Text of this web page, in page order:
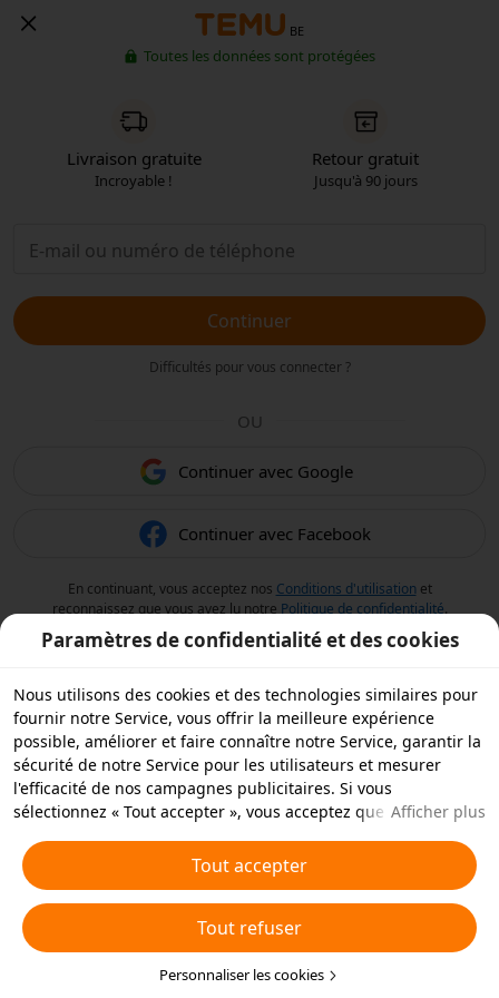
BE
Toutes les données sont protégées
Livraison gratuite
Incroyable !
Retour gratuit
Jusqu'à 90 jours
Continuer
Difficultés pour vous connecter ?
OU
Continuer avec Google
Continuer avec Facebook
En continuant, vous acceptez nos Conditions d'utilisation et
reconnaissez que vous avez lu notre Politique de confidentialité.
Paramètres de confidentialité et des cookies
Nous utilisons des cookies et des technologies similaires pour
fournir notre Service, vous offrir la meilleure expérience
possible, améliorer et faire connaître notre Service, garantir la
sécurité de notre Service pour les utilisateurs et mesurer
l'efficacité de nos campagnes publicitaires. Si vous
sélectionnez « Tout accepter », vous acceptez que nous et nos
similaires sur votre appareil à des fins publicitaires. Vous
pouvez aussi « rejeter tous » les cookies non essentiels ou
choisir les types de cookies que vous souhaitez accepter ou
rejeter à tout moment dans vos paramètres de confidentialité
ou en cliquant sur « Personnaliser les cookies » ci-dessous.
Pour plus de détails, consultez notrePolitique relative aux
Afficher plus
Tout accepter
Tout refuser
Personnaliser les cookies